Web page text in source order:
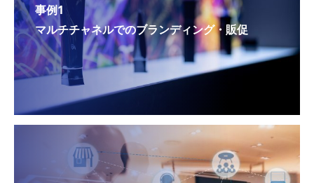
事例1
マルチチャネルでのブランディング・販促